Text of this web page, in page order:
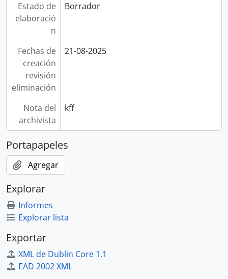
Estado de
elaboració
n
Borrador
Fechas de
creación
revisión
eliminación
21-08-2025
Nota del
archivista
kff
Portapapeles
Agregar
Explorar
Informes
Explorar lista
Exportar
XML de Dublin Core 1.1
EAD 2002 XML